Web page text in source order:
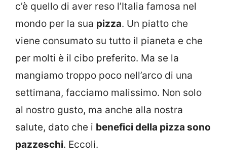
c’è quello di aver reso l’Italia famosa nel
mondo per la sua pizza. Un piatto che
viene consumato su tutto il pianeta e che
per molti è il cibo preferito. Ma se la
mangiamo troppo poco nell’arco di una
settimana, facciamo malissimo. Non solo
al nostro gusto, ma anche alla nostra
salute, dato che i benefici della pizza sono
pazzeschi. Eccoli.